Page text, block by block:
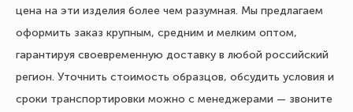
цена на эти изделия более чем разумная. Мы предлагаем
оформить заказ крупным, средним и мелким оптом,
гарантируя своевременную доставку в любой российский
регион. Уточнить стоимость образцов, обсудить условия и
сроки транспортировки можно с менеджерами — звоните